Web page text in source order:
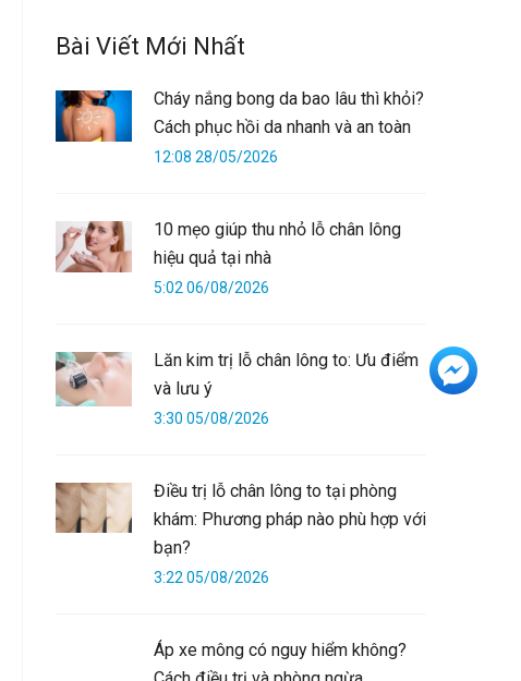
Bài Viết Mới Nhất
Cháy nắng bong da bao lâu thì khỏi?
Cách phục hồi da nhanh và an toàn
12:08 28/05/2026
10 mẹo giúp thu nhỏ lỗ chân lông
hiệu quả tại nhà
5:02 06/08/2026
Lăn kim trị lỗ chân lông to: Ưu điểm
và lưu ý
3:30 05/08/2026
Điều trị lỗ chân lông to tại phòng
khám: Phương pháp nào phù hợp với
bạn?
3:22 05/08/2026
Áp xe mông có nguy hiểm không?
+3